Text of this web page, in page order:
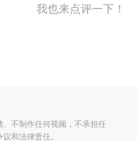
我也来点评一下！
不制作任何视频，不承担任
和法律责任。